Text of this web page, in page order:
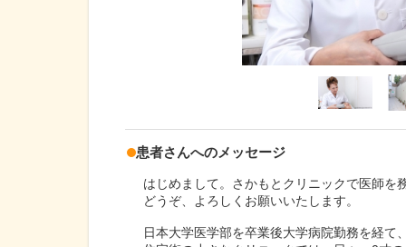
患者さんへのメッセージ
はじめまして。さかもとクリニックで医師を
どうぞ、よろしくお願いいたします。
日本大学医学部を卒業後大学病院勤務を経て